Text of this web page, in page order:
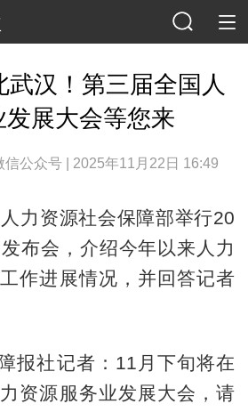
武汉！第三届全国人
展大会等您来
信公众号 | 2025年11月22日 16:49
力资源社会保障部举行20
布会，介绍今年以来人力
作进展情况，并回答记者
报社记者：11月下旬将在
资源服务业发展大会，请